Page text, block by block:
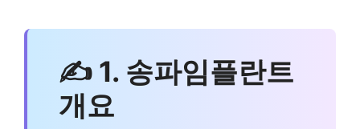
✍ 1. 송파임플란트
개요